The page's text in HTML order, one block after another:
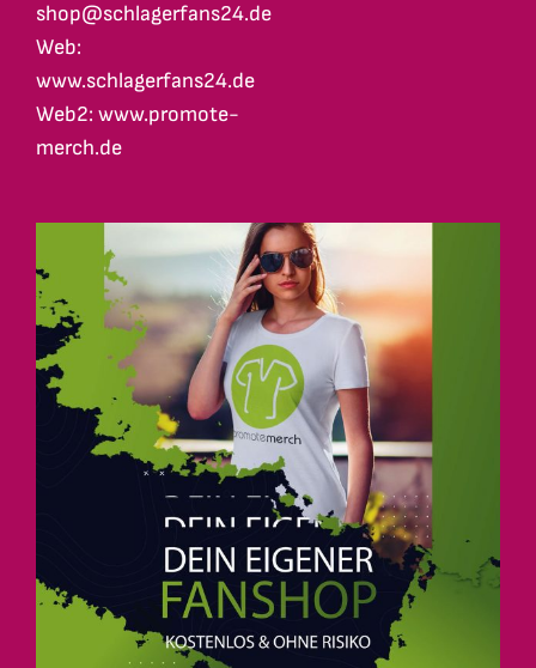
shop@schlagerfans24.de
Web:
www.schlagerfans24.de
Web2: www.promote-
merch.de